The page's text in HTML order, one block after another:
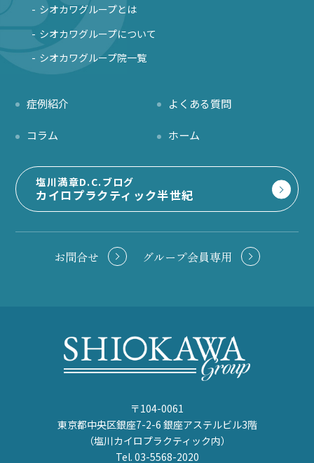
シオカワグループとは
シオカワグループについて
シオカワグループ院一覧
症例紹介 よくある質問
コラム ホーム
塩川満章D.C.ブログ
カイロプラクティック半世紀
お問合せ グループ会員専用
〒104-0061
東京都中央区銀座7-2-6 銀座アステルビル3階
（塩川カイロプラクティック内）
Tel. 03-5568-2020